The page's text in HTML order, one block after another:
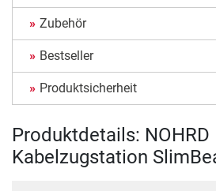
Zubehör
Bestseller
Produktsicherheit
Produktdetails: NOHRD
Kabelzugstation